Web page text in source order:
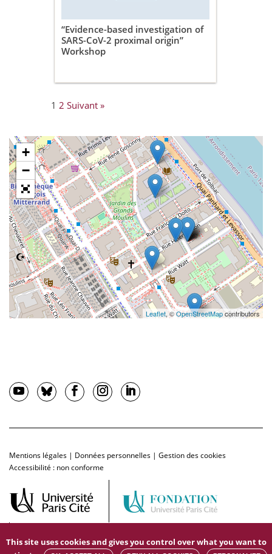
“Evidence-based investigation of
SARS-CoV-2 proximal origin”
Workshop
1 2 Suivant »
+
−
Leaflet, ©OpenStreetMapcontributors
Mentions légales | Données personnelles | Gestion des cookies
Accessibilité : non conforme
This site uses cookies and gives you control over what you want to